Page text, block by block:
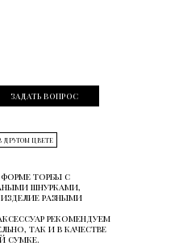
ЗАДАТЬ ВОПРОС
ДРУГОМ ЦВЕТЕ
торбы с
шнурками,
разными
рекомендуем
так и в качестве
сумке.